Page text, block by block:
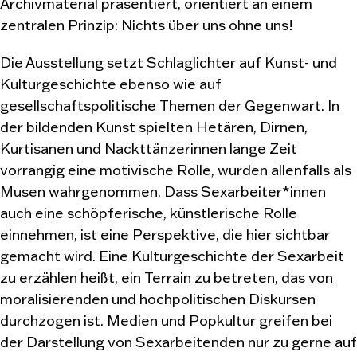
zentralen Prinzip: Nichts über uns ohne uns!
Die Ausstellung setzt Schlaglichter auf Kunst- und
Kulturgeschichte ebenso wie auf
gesellschaftspolitische Themen der Gegenwart. In
der bildenden Kunst spielten Hetären, Dirnen,
Kurtisanen und Nackttänzerinnen lange Zeit
vorrangig eine motivische Rolle, wurden allenfalls als
Musen wahrgenommen. Dass Sexarbeiter*innen
auch eine schöpferische, künstlerische Rolle
einnehmen, ist eine Perspektive, die hier sichtbar
gemacht wird. Eine Kulturgeschichte der Sexarbeit
zu erzählen heißt, ein Terrain zu betreten, das von
moralisierenden und hochpolitischen Diskursen
durchzogen ist. Medien und Popkultur greifen bei
der Darstellung von Sexarbeitenden nur zu gerne auf